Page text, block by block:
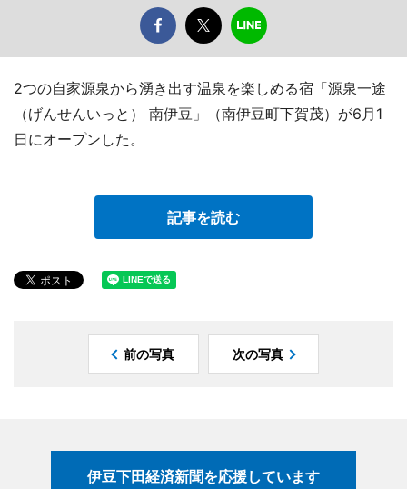
2つの自家源泉から湧き出す温泉を楽しめる宿「源泉一途
（げんせんいっと） 南伊豆」（南伊豆町下賀茂）が6月1
日にオープンした。
記事を読む
前の写真 次の写真
伊豆下田経済新聞を応援しています